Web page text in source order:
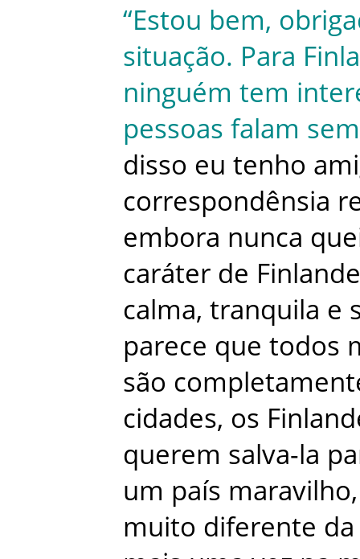
“Estou bem,
situação. Para
ninguém tem
pessoas falam
disso eu tenho
correspondênsia
embora nunca
caráter de
calma, tranquila e
parece que todos
são
cidades, os
querem salva-la
um país maravilho,
muito diferente da